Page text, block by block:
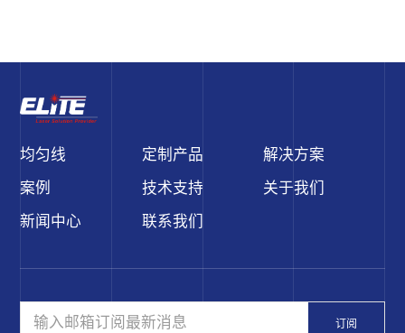
均匀线 定制产品
解决方案
案例
技术支持
关于我们
新闻中心
联系我们
订阅